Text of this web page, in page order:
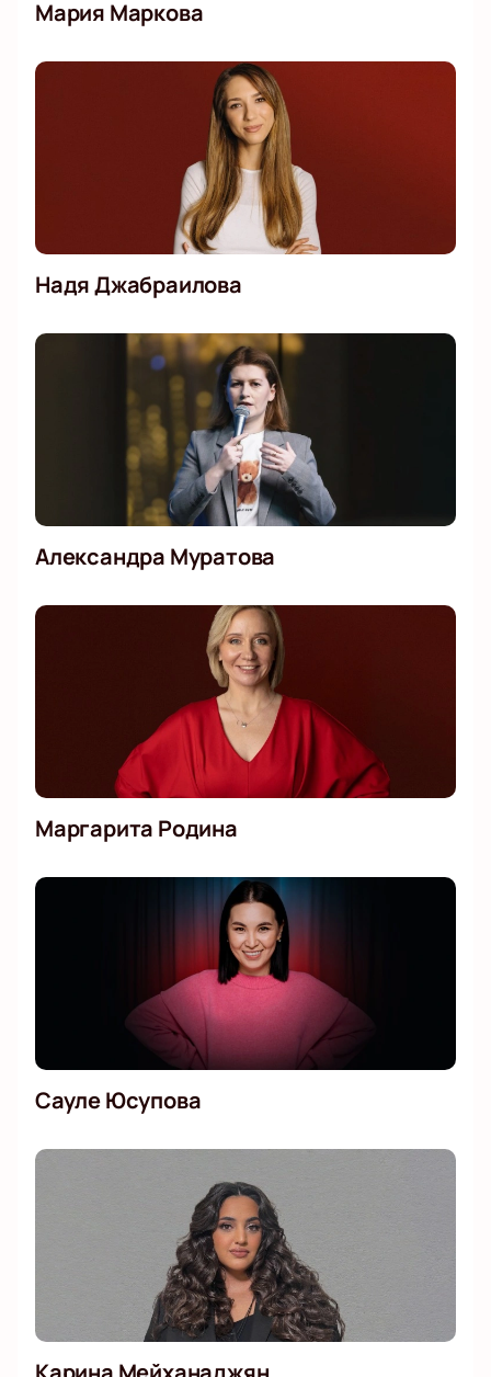
Мария Маркова
Надя Джабраилова
Александра Муратова
Маргарита Родина
Сауле Юсупова